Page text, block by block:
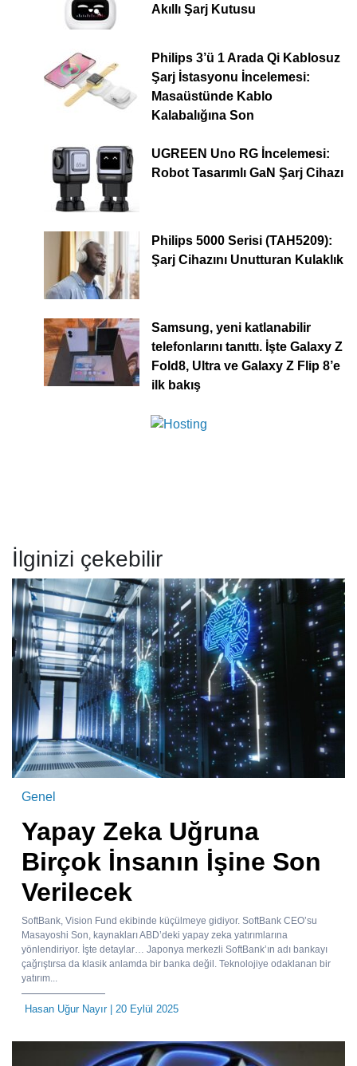
Akıllı Şarj Kutusu
Philips 3’ü 1 Arada Qi Kablosuz
Şarj İstasyonu İncelemesi:
Masaüstünde Kablo
Kalabalığına Son
UGREEN Uno RG İncelemesi:
Robot Tasarımlı GaN Şarj Cihazı
Philips 5000 Serisi (TAH5209):
Şarj Cihazını Unutturan Kulaklık
Samsung, yeni katlanabilir
telefonlarını tanıttı. İşte Galaxy Z
Fold8, Ultra ve Galaxy Z Flip 8’e
ilk bakış
İlginizi çekebilir
Genel
Yapay Zeka Uğruna
Birçok İnsanın İşine Son
Verilecek
SoftBank, Vision Fund ekibinde küçülmeye gidiyor. SoftBank CEO’su
Masayoshi Son, kaynakları ABD’deki yapay zeka yatırımlarına
yönlendiriyor. İşte detaylar… Japonya merkezli SoftBank’ın adı bankayı
çağrıştırsa da klasik anlamda bir banka değil. Teknolojiye odaklanan bir
yatırım...
Hasan Uğur Nayır| 20 Eylül 2025